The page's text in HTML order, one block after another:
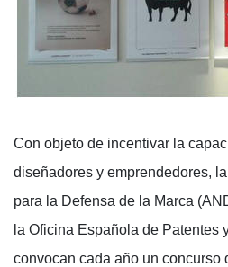
Con objeto de incentivar la
diseñadores y emprendedores,
para la Defensa de la Marca
la Oficina Española de Patentes
convocan cada año un concurso